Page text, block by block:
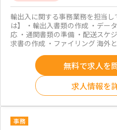
輸出入に関する事務業務を担当
は】 ・輸出入書類の作成 ・デー
応 ・通関書類の準備 ・配送スケ
求書の作成 ・ファイリング 海外
無料で求人を
求人情報を
事務